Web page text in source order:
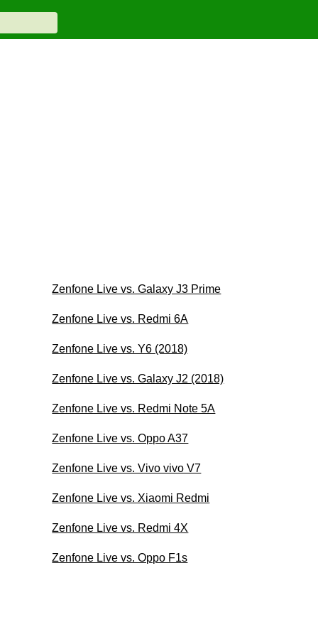
Zenfone Live vs. Galaxy J3 Prime
Zenfone Live vs. Redmi 6A
Zenfone Live vs. Y6 (2018)
Zenfone Live vs. Galaxy J2 (2018)
Zenfone Live vs. Redmi Note 5A
Zenfone Live vs. Oppo A37
Zenfone Live vs. Vivo vivo V7
Zenfone Live vs. Xiaomi Redmi
Zenfone Live vs. Redmi 4X
Zenfone Live vs. Oppo F1s